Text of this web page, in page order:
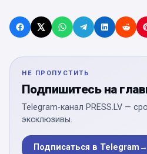
НЕ ПРОПУСТИТЬ
Подпишитесь на
Telegram-канал PRESS.LV —
эксклюзивы.
Подписаться в Telegram→